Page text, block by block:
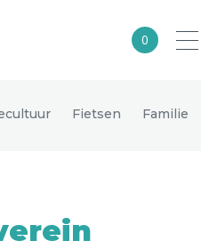
0
Fietsen Familie